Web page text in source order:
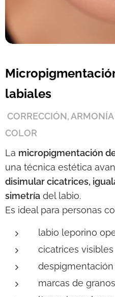
labiales
CORRECCIÓN,
COLOR
La micropigmentación
una técnica estética
disimular cicatrices,
simetría del labio.
Es ideal para personas
labio leporino
cicatrices visibles
marcas de